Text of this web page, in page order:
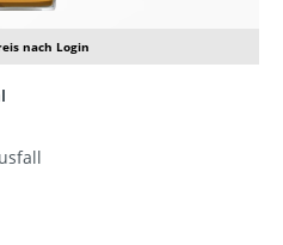
nach Login